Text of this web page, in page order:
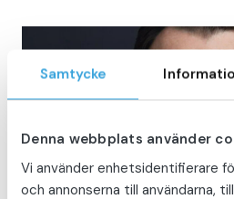
Samtycke
Denna webbplats använder
Vi använder enhetsidentifierare
och annonserna till användarna,